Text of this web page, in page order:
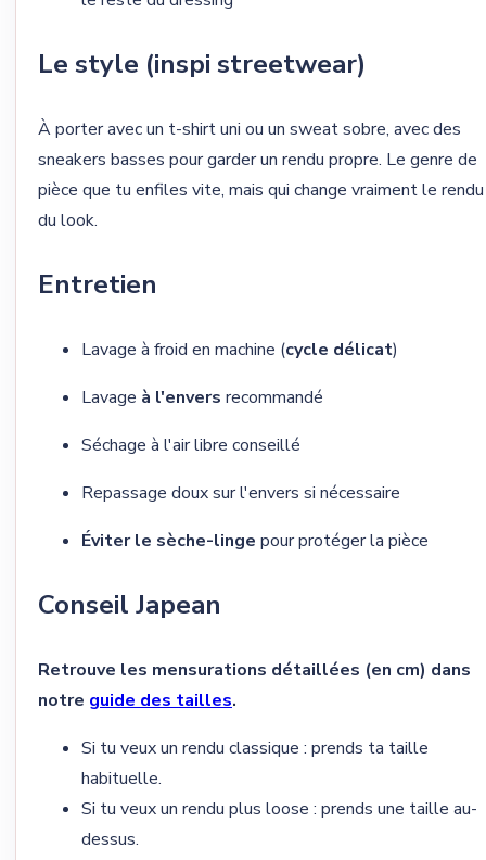
Le style (inspi streetwear)
À porter avec un t-shirt uni ou un sweat sobre, avec des
sneakers basses pour garder un rendu propre. Le genre de
pièce que tu enfiles vite, mais qui change vraiment le rendu
du look.
Entretien
Lavage à froid en machine (cycle délicat)
Lavage à l'envers recommandé
Séchage à l'air libre conseillé
Repassage doux sur l'envers si nécessaire
Éviter le sèche-linge pour protéger la pièce
Conseil Japean
Retrouve les mensurations détaillées (en cm) dans
notre guide des tailles.
Si tu veux un rendu classique : prends ta taille
habituelle.
Si tu veux un rendu plus loose : prends une taille au-
dessus.